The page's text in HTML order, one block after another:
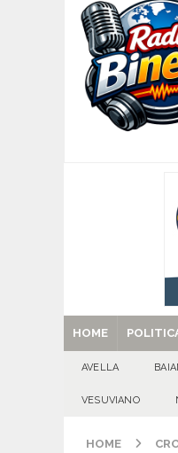
HOME
AVELLA
VESUVIANO
HOME